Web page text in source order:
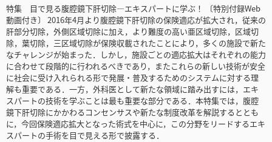
特集 目で見る腹腔鏡下肝切除―エキスパートに学ぶ！ 〔特別付録Web
動画付き〕 2016年4月より腹腔鏡下肝切除の保険適応が拡大され，従来の
肝部分切除，外側区域切除に加え，より難度の高い亜区域切除，区域切
除，葉切除，三区域切除が保険収載されたことにより，多くの施設で新た
なチャレンジが始まった．しかし，施設ごとの適応拡大はそれぞれの能力
に合わせて段階的に行われるべきであり，またこれらの新しい技術が安全
に社会に受け入れられる形で発展・普及するためのシステムに対する理
解も重要である．一方，外科医として新たな領域に踏み出すには，エキ
スパートの技術を学ぶことは最も重要な部分である．本特集では，腹腔
鏡下肝切除にかかわるコンセンサスや新たな制度改革を解説するととも
に，今回保険適応拡大となった術式を中心に，この分野をリードするエキ
スパートの手術を目で見える形で披露する．